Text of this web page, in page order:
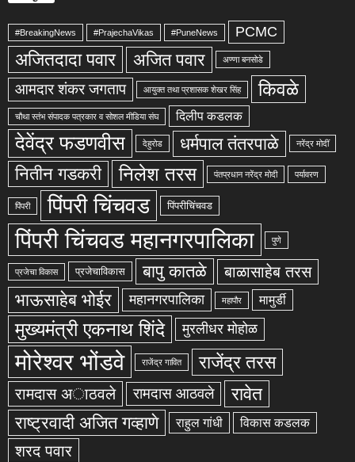
#BreakingNews #PrajechaVikas #PuneNews PCMC
अजितदादा पवार अजित पवार अण्णा बनसोडे
आमदार शंकर जगताप आयुक्त तथा प्रशासक शेखर सिंह किवळे
चौथा स्तंभ संपादक पत्रकार व सोशल मीडिया संघ दिलीप कडलक
देवेंद्र फडणवीस देहुरोड धर्मपाल तंतरपाळे नरेंद्र मोदीं
नितीन गडकरी निलेश तरस पंतप्रधान नरेंद्र मोदी पर्यावरण
पिंपरी पिंपरी चिंचवड पिंपरीचिंचवड
पिंपरी चिंचवड महानगरपालिका पुणे
प्रजेचा विकास प्रजेचाविकास बापु कातळे बाळासाहेब तरस
भाऊसाहेब भोईर महानगरपालिका महापौर मामुर्डी
मुख्यमंत्री एकनाथ शिंदे मुरलीधर मोहोळ
मोरेश्वर भोंडवे राजेंद्र गावित राजेंद्र तरस
रामदास अाठवले रामदास आठवले रावेत
राष्ट्रवादी अजित गव्हाणे राहुल गांधी विकास कडलक
शरद पवार